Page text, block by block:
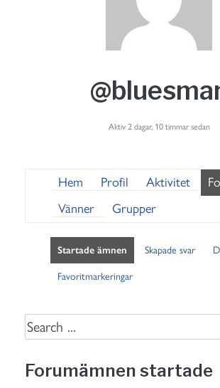
Aktiv 2 dagar, 10 timmar sedan
Hem Profil Aktivitet
Vänner
Grupper
Startade ämnen Skapade svar
Favoritmarkeringar
S
e
a
rForumämnen startade